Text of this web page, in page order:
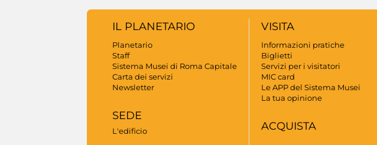
IL PLANETARIO
Planetario
Staff
Sistema Musei di Roma Capitale
Carta dei servizi
Newsletter
SEDE
L'edificio
VISITA
Informazioni pratiche
Biglietti
Servizi per i visitatori
MIC card
Le APP del Sistema Musei
La tua opinione
ACQUISTA